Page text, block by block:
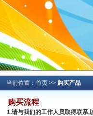
当前位置： 首页 >> 购买产品
购买流程
1.请与我们的工作人员取得联系,